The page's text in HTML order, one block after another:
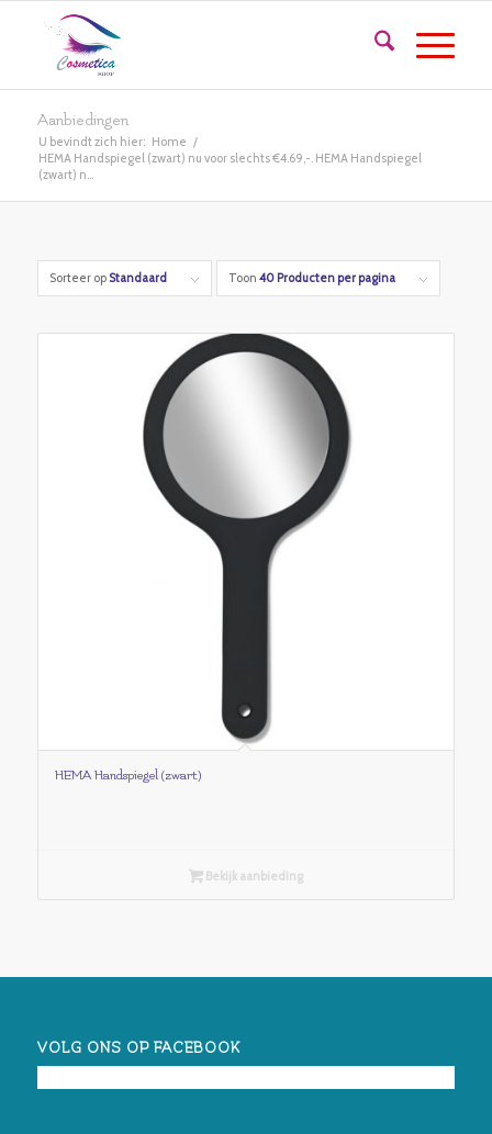
Aanbiedingen
U bevindt zich hier: Home /
HEMA Handspiegel (zwart) nu voor slechts €4.69,-. HEMA Handspiegel
(zwart) n...
Sorteer op Standaard Toon 40 Producten per pagina
HEMA Handspiegel (zwart)
Bekijk aanbieding
VOLG ONS OP FACEBOOK